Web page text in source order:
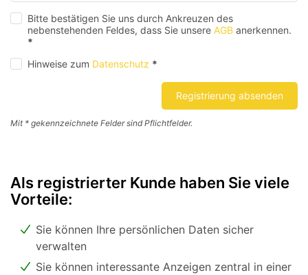
Bitte bestätigen Sie uns durch Ankreuzen des
nebenstehenden Feldes, dass Sie unsere AGB anerkennen.
*
Hinweise zum Datenschutz *
Registrierung absenden
Mit * gekennzeichnete Felder sind Pflichtfelder.
Als registrierter Kunde haben Sie viele
Vorteile:
Sie können Ihre persönlichen Daten sicher
verwalten
Sie können interessante Anzeigen zentral in einer